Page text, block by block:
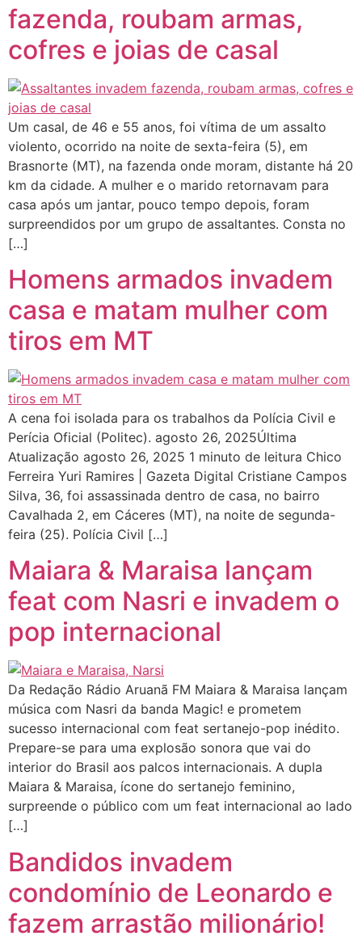
fazenda, roubam armas,
cofres e joias de casal
Um casal, de 46 e 55 anos, foi vítima de um assalto
violento, ocorrido na noite de sexta-feira (5), em
Brasnorte (MT), na fazenda onde moram, distante há 20
km da cidade. A mulher e o marido retornavam para
casa após um jantar, pouco tempo depois, foram
surpreendidos por um grupo de assaltantes. Consta no
[…]
Homens armados invadem
casa e matam mulher com
tiros em MT
A cena foi isolada para os trabalhos da Polícia Civil e
Perícia Oficial (Politec). agosto 26, 2025Última
Atualização agosto 26, 2025 1 minuto de leitura Chico
Ferreira Yuri Ramires | Gazeta Digital Cristiane Campos
Silva, 36, foi assassinada dentro de casa, no bairro
Cavalhada 2, em Cáceres (MT), na noite de segunda-
feira (25). Polícia Civil […]
Maiara & Maraisa lançam
feat com Nasri e invadem o
pop internacional
Da Redação Rádio Aruanã FM Maiara & Maraisa lançam
música com Nasri da banda Magic! e prometem
sucesso internacional com feat sertanejo-pop inédito.
Prepare-se para uma explosão sonora que vai do
interior do Brasil aos palcos internacionais. A dupla
Maiara & Maraisa, ícone do sertanejo feminino,
surpreende o público com um feat internacional ao lado
[…]
Bandidos invadem
condomínio de Leonardo e
fazem arrastão milionário!